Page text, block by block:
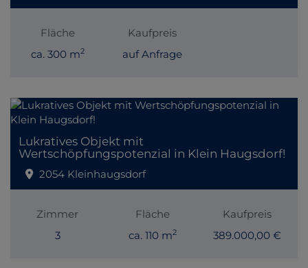
Fläche
ca. 300 m2
Kaufpreis
auf Anfrage
Lukratives Objekt mit
Wertschöpfungspotenzial in Klein Haugsdorf!
2054 Kleinhaugsdorf
Zimmer
3
Fläche
ca. 110 m2
Kaufpreis
389.000,00 €